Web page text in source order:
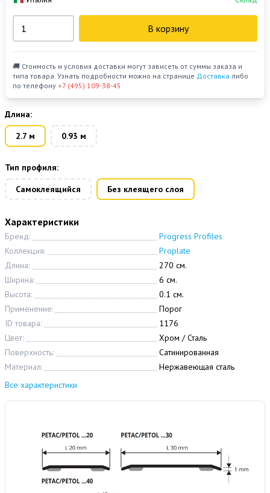
Характеристики
Бренд:
Progress Profiles
Коллекция:
Proplate
Длина:
270 см.
Ширина:
6 см.
Высота:
0.1 см.
Применение:
Порог
ID товара:
1176
Цвет:
Хром / Сталь
Поверхность:
Сатинированная
Материал:
Нержавеющая сталь
Все характеристики
В корзину
🚚 Стоимость и условия доставки могут зависеть от суммы заказа и
типа товара. Узнать подробности можно на странице Доставка либо
по телефону +7 (495) 109-38-45
Длина:
2.7 м
0.93 м
Тип профиля:
Самоклеящийся
Без клеящего слоя